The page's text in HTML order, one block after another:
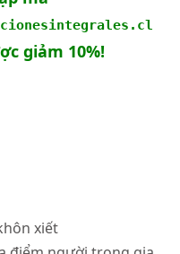
giảm 10%!
xiết